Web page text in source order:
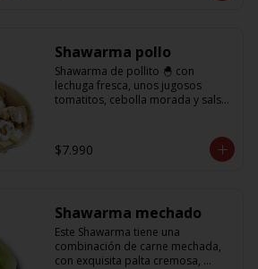
Shawarma pollo
Shawarma de pollito 🐣 con
lechuga fresca, unos jugosos
tomatitos, cebolla morada y salsa
$7.990
Shawarma mechado
Este Shawarma tiene una
combinación de carne mechada,
con exquisita palta cremosa,